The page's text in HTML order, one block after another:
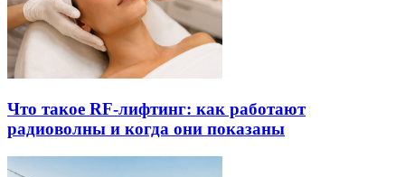
Что такое RF-лифтинг: как работают
радиоволны и когда они показаны